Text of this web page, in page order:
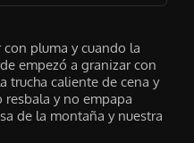
pluma y cuando la
empezó a granizar con
trucha caliente de cena y
resbala y no empapa
de la montaña y nuestra